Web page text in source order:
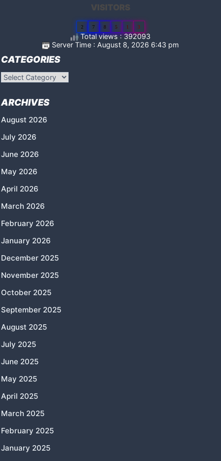
VISITORS
2 7 8 5 1 3
Total views : 392093
Server Time : August 8, 2026 6:43 pm
CATEGORIES
Categories
ARCHIVES
August 2026
July 2026
June 2026
May 2026
April 2026
March 2026
February 2026
January 2026
December 2025
November 2025
October 2025
September 2025
August 2025
July 2025
June 2025
May 2025
April 2025
March 2025
February 2025
January 2025